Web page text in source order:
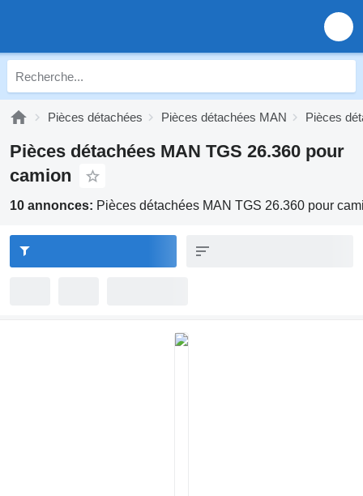
Pièces détachées Pièces détachées MAN Pièces
Pièces détachées MAN TGS 26.360 pour
camion
10 annonces: Pièces détachées MAN TGS 26.360 pour